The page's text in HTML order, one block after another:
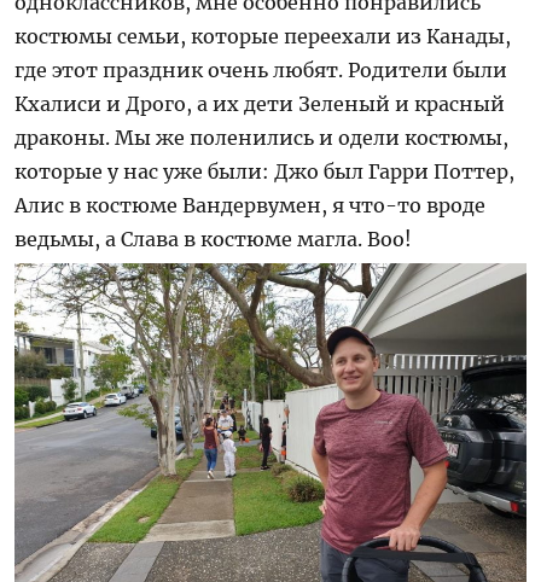
костюмы семьи, которые переехали из Канады,
где этот праздник очень любят. Родители были
Кхалиси и Дрого, а их дети Зеленый и красный
драконы. Мы же поленились и одели костюмы,
которые у нас уже были: Джо был Гарри Поттер,
Алис в костюме Вандервумен, я что-то вроде
ведьмы, а Слава в костюме магла.Boo!